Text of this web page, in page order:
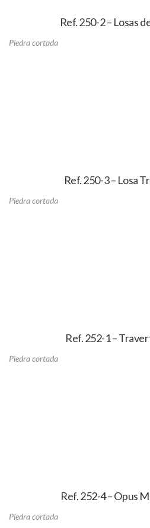
Ref. 250-2 – Losas
Piedra cortada
Ref. 250-3 – Losa
Piedra cortada
Ref. 252-1 –
Piedra cortada
Ref. 252-4 – Opus
Piedra cortada